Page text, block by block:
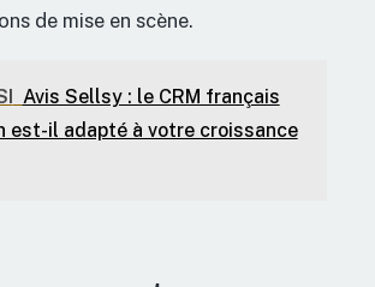
de mise en scène.
Avis Sellsy : le CRM français
est-il adapté à votre croissance